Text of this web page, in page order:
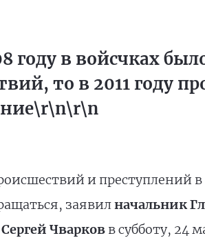
году в войсчках
то в 2011 году
и преступлений
заявилначальник
Чварковв субботу, 24